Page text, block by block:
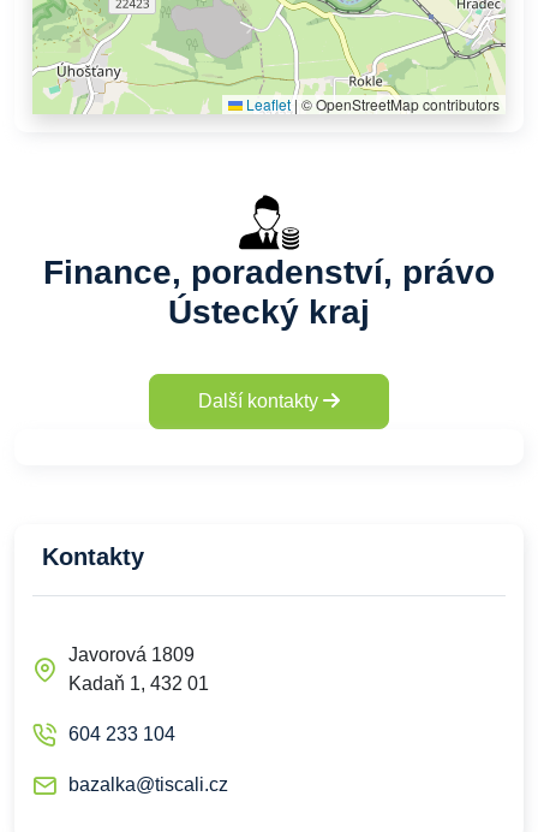
Leaflet | © OpenStreetMap contributors
Finance, poradenství, právo
Ústecký kraj
Další kontakty
Kontakty
Javorová 1809
Kadaň 1, 432 01
604 233 104
bazalka@tiscali.cz